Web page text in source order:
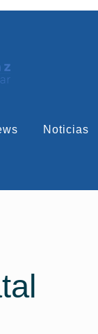
Noticias